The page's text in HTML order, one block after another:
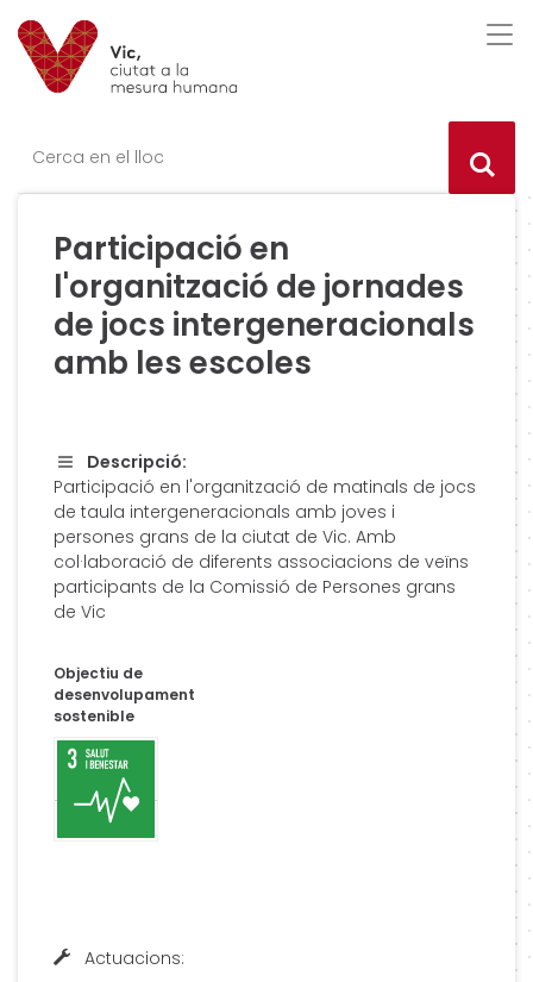
Saltar al contingut
Saltar a la navegació
Informació de contacte
Participació en
l'organització de jornades
de jocs intergeneracionals
amb les escoles
Descripció:
Participació en l'organització de matinals de jocs
de taula intergeneracionals amb joves i
persones grans de la ciutat de Vic. Amb
col·laboració de diferents associacions de veïns
participants de la Comissió de Persones grans
de Vic
Objectiu de
desenvolupament
sostenible
Actuacions: